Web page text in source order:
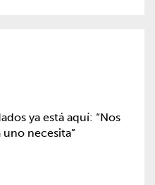
ya está aquí: “Nos
necesita”